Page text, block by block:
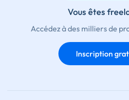
Vous êtes
Accédez à des milliers de
Inscription